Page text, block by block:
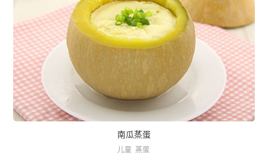
南瓜蒸蛋
儿童 蒸蛋